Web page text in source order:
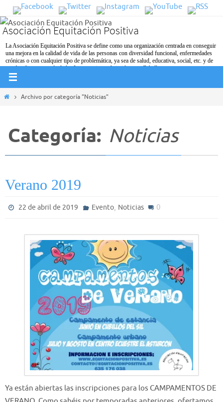
al
contenido
Asociación Equitación Positiva
La Asociación Equitación Positiva se define como una organización centrada en conseguir
una mejora en la calidad de vida de las personas con diversidad funcional, enfermedades
crónicas o con cualquier tipo de problemática, ya sea de salud, educativa, social, etc. y de
sus familiares a través de las Intervenciones Asistidas con Caballos.
InicioArchivo por categoría "Noticias"
Categoría: Noticias
Verano 2019
22 de abril de 2019 Evento, Noticias 0
Ya están abiertas las inscripciones para los CAMPAMENTOS DE